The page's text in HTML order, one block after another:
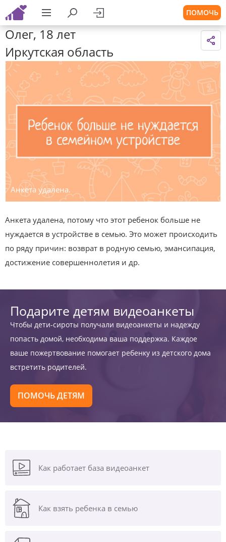
ПОМОЧЬ
Олег, 18 лет
Иркутская область
Анкета удалена.
Анкета удалена, потому что этот ребенок больше не
нуждается в устройстве в семью. Это может происходить
по ряду причин: возврат в родную семью, эмансипация,
достижение совершеннолетия и др.
Подарите детям видеоанкеты
Чтобы дети-сироты получали видеоанкеты и надежду
попасть домой, необходима ваша поддержка. Каждое
ваше пожертвование помогает ребенку из детского дома
встретить родителей.
ПОМОЧЬ ДЕТЯМ
Как работает база видеоанкет
Как взять ребенка в семью